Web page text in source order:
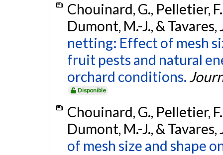
Chouinard, G., Pelletier,
Dumont, M.-J., & Tavares,
netting: Effect of mesh
fruit pests and natural
orchard conditions.
Disponible
Chouinard, G., Pelletier,
Dumont, M.-J., & Tavares,
of mesh size and shape